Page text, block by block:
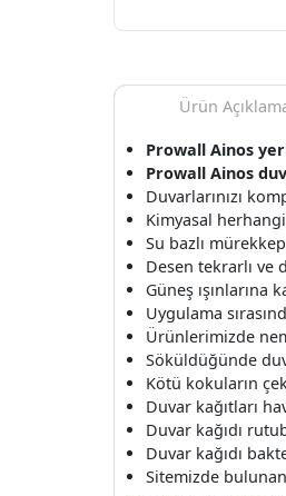
Ürün
Prowall Ainos
Prowall Ainos
Duvarlarınızı
Kimyasal
Su bazlı
Desen tekrarlı ve
Güneş ışınlarına
Uygulama
Ürünlerimizde
Söküldüğünde
Kötü kokuların
Duvar kağıtları
Duvar kağıdı
Duvar kağıdı
Sitemizde